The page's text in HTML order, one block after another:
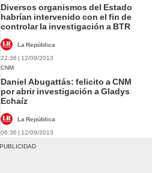
Diversos organismos del Estado
habrían intervenido con el fin de
controlar la investigación a BTR
La República
22:36 | 12/09/2013
CNM
Daniel Abugattás: felicito a CNM
por abrir investigación a Gladys
Echaíz
La República
06:36 | 12/09/2013